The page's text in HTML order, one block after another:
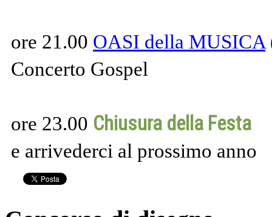
ore 21.00 OASI della MUSICA
Concerto Gospel
ore 23.00 Chiusura della Festa
e arrivederci al prossimo anno